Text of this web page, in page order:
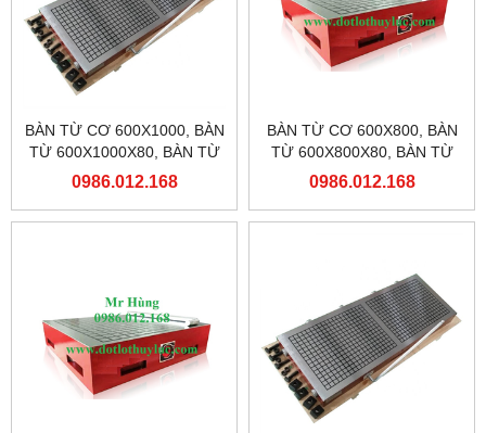
BÀN TỪ CƠ 600X1000, BÀN
TỪ 600X1000X80, BÀN TỪ
MÁY PHAY
0986.012.168
BÀN TỪ CƠ 600X800, BÀN
TỪ 600X800X80, BÀN TỪ
MÁY PHAY
0986.012.168